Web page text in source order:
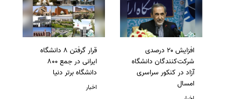
افزایش ۲۰ درصدی
شرکت‌کنندگان دانشگاه
آزاد در کنکور سراسری
امسال
قرار گرفتن 8 دانشگاه
ایرانی در جمع 800
دانشگاه برتر دنیا
اخبار